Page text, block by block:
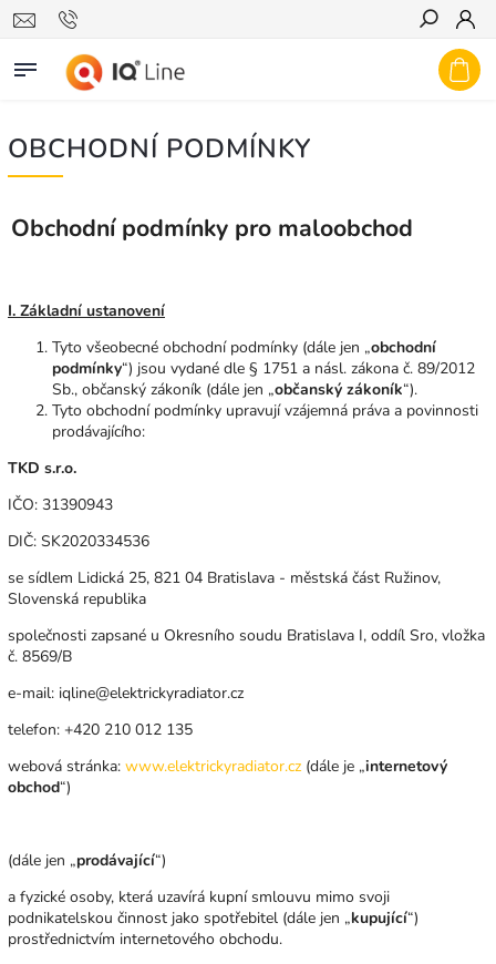
Hledat
OBCHODNÍ PODMÍNKY
Obchodní podmínky pro maloobchod
I. Základní ustanovení
Tyto všeobecné obchodní podmínky (dále jen „obchodní
podmínky“) jsou vydané dle § 1751 a násl. zákona č. 89/2012
Sb., občanský zákoník (dále jen „občanský zákoník“).
Tyto obchodní podmínky upravují vzájemná práva a povinnosti
prodávajícího:
TKD s.r.o.
IČO: 31390943
DIČ: SK2020334536
se sídlem Lidická 25, 821 04 Bratislava - městská část Ružinov,
Slovenská republika
společnosti zapsané u Okresního soudu Bratislava I, oddíl Sro, vložka
č. 8569/B
e-mail: iqline@elektrickyradiator.cz
telefon: +420 210 012 135
webová stránka: www.elektrickyradiator.cz (dále je „internetový
obchod“)
(dále jen „prodávající“)
a fyzické osoby, která uzavírá kupní smlouvu mimo svoji
podnikatelskou činnost jako spotřebitel (dále jen „kupující“)
prostřednictvím internetového obchodu.